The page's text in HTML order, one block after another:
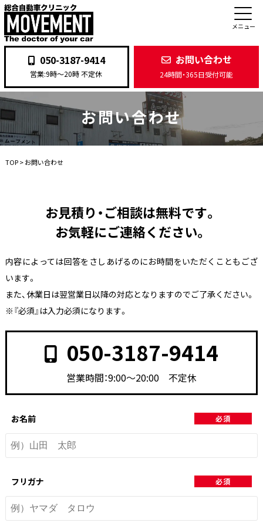
メニュー
050-3187-9414
営業:9時〜20時 不定休
お問い合わせ
24時間・365日受付可能
お問い合わせ
TOP>お問い合わせ
お見積り・ご相談は無料です。
お気軽にご連絡ください。
内容によっては回答をさしあげるのにお時間をいただくこともござ
います。
また、休業日は翌営業日以降の対応となりますのでご了承ください。
※『必須』は入力必須になります。
050-3187-9414
営業時間：9:00〜20:00 不定休
お名前 必須
フリガナ 必須